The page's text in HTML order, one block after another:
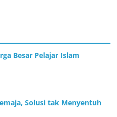
Besar Pelajar Islam
Solusi tak Menyentuh